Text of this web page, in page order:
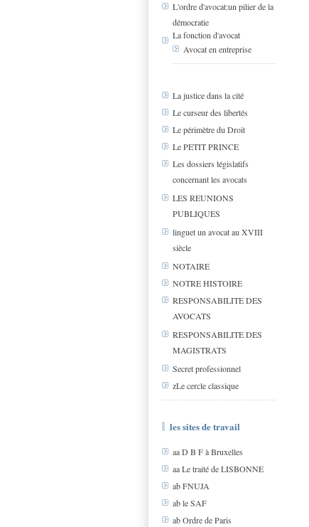
L'ordre d'avocat:un pilier de la
démocratie
La fonction d'avocat
Avocat en entreprise
La justice dans la cité
Le curseur des libertés
Le périmètre du Droit
Le PETIT PRINCE
Les dossiers législatifs
concernant les avocats
LES REUNIONS
PUBLIQUES
linguet un avocat au XVIII
siècle
NOTAIRE
NOTRE HISTOIRE
RESPONSABILITE DES
AVOCATS
RESPONSABILITE DES
MAGISTRATS
Secret professionnel
zLe cercle classique
les sites de travail
aa D B F à Bruxelles
aa Le traité de LISBONNE
ab FNUJA
ab le SAF
ab Ordre de Paris